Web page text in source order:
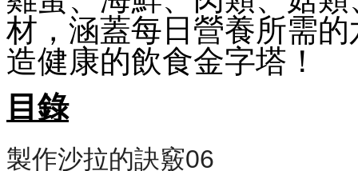
材，涵蓋每日營養所需
造健康的飲食金字塔！
目錄
製作沙拉的訣竅06